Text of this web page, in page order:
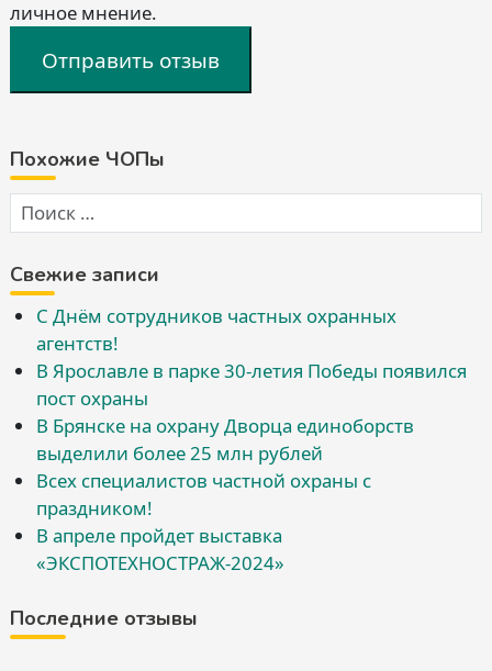
личное мнение.
Отправить отзыв
Похожие ЧОПы
Свежие записи
С Днём сотрудников частных охранных
агентств!
В Ярославле в парке 30-летия Победы появился
пост охраны
В Брянске на охрану Дворца единоборств
выделили более 25 млн рублей
Всех специалистов частной охраны с
праздником!
В апреле пройдет выставка
«ЭКСПОТЕХНОСТРАЖ-2024»
Последние отзывы